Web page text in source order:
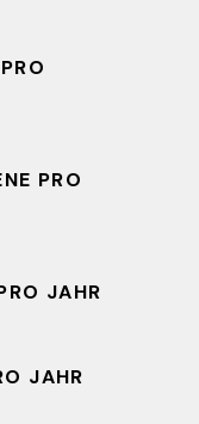
PRO
JAHR
JAHR